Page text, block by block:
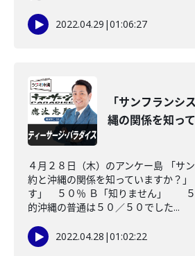
2022.04.29 |01:06:27
「サンフランシ
縄の関係を知っ
４月２８日（木）のアンケー島 「サ
約と沖縄の関係を知っていますか？」
す」 ５０％ Ｂ「知りません」 ５
的沖縄の普通は５０／５０でした...
2022.04.28 |01:02:22